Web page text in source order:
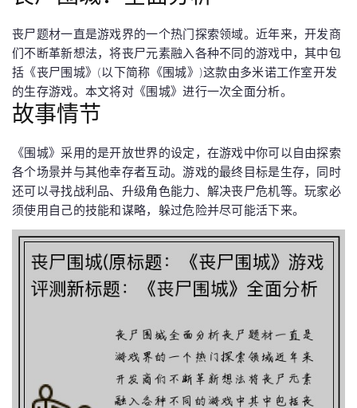
丧尸题材一直是游戏界的一个热门探索领域。近年来，开发商
们不断革新想法，将丧尸元素融入各种不同的游戏中，其中包
括《丧尸围城》(以下简称《围城》)这款由多米诺工作室开发
的生存游戏。本文将对《围城》进行一次全面分析。
故事情节
《围城》采用的是开放世界的设定，在游戏中你可以自由探索
各个场景并与其他幸存者互动。游戏的最终目标是生存，同时
还可以寻找战利品、升级角色能力、解决丧尸危机等。玩家必
须使用自己的技能和谋略，躲过危险并尽可能活下来。